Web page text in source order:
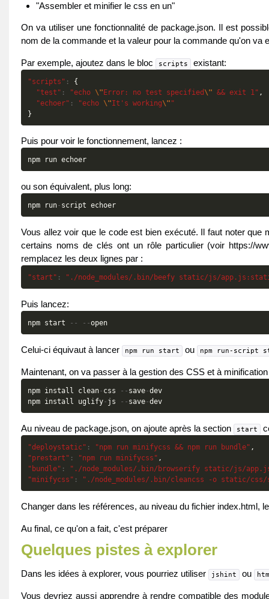
"Assembler et minifier le css en un"
On va utiliser une fonctionnalité de package.json. Il est
nom de la commande et la valeur pour la commande qu'on va
Par exemple, ajoutez dans le bloc scripts existant:
"scripts" :
{
"test" : "echo \" Error: no test specified \" && exit 1" ,
"echoer" : "echo \"It's working\" "
}
Puis pour voir le fonctionnement, lancez :
npm run echoer
ou son équivalent, plus long:
npm run- script echoer
Vous allez voir que le code est bien exécuté. Il faut noter
certains noms de clés ont un rôle particulier (voir https://
remplacez les deux lignes par :
"start" : "./node_modules/.bin/beefy static/js/
Puis lancez:
npm start -- --open
Celui-ci équivaut à lancer npm run start ou npm run-script
Maintenant, on va passer à la gestion des CSS et à
npm install clean- css -- save-dev
npm
install uglify- js -- save-dev
Au niveau de package.json, on ajoute après la section start
"deploystatic" : "npm run minifycss && npm run bundle" ,
"prestart" : "npm run minifycss" ,
"bundle" :
"./node_modules/.bin/browserify static/js/
"minifycss" : "./node_modules/.bin/cleancss -o static/
Changer dans les références, au niveau du fichier index.html,
Au final, ce qu'on a fait, c'est préparer
Quelques pistes à explorer
Dans les idées à explorer, vous pourriez utiliser jshint ou
Vous devriez aussi apprendre à rendre compatible des